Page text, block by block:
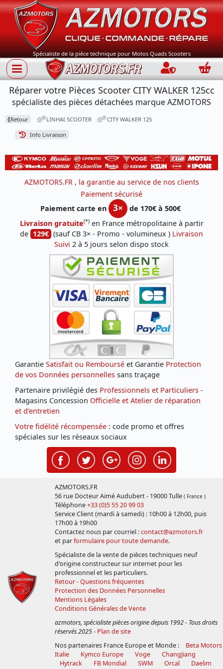
Spécialiste de la pièce technique pour Motos Quads Scooters
Connection
Réparer votre Pièces Scooter CITY WALKER 125cc
spécialiste des pièces détachées marque AZMOTORS
⟪Retour LINHAI SCOOTER CITY WALKER 125
Info Livraison
AZMOTORS.FR , la garantie au service de nos clients
Paiement sécurisé
Paiement carte en
3×
de 170€ à 500€
Livraison gratuite(*)en France métropolitaine à partir
de 129€ (sauf CB 3× - Promo - volumineux ) Livraison
Suivi 2 à 5 jours selon dispo stock
Garantie Satisfait ou Remboursé et Garantie Protection
de vos Données personnelles sans traçage
Partenaire privilégié des Professionnels et Particuliers -
Magasins Concession Officielle et Atelier de réparation
et d'entretien
Votre fidélité récompensée : code promo et offres
spéciales sur les réseaux sociaux
AZMOTORS.FR
56 rue Docteur Aimé Audubert - 19000 Tulle ( France )
Téléphone+33 (0)5 55 20 99 03
Service Client (mardi à samedi) : 10h00 à 12h00, puis
17h00 à 19h00
Contactez nous par courriel :contact@azmotors.fr
et parformulaire pour toute demande.
Spécialiste de la vente de pièces techniques neuf
d'origine constructeur sur internet pour les
professionnel et les particuliers.
Retour - Questions fréquentes
Protection des Données Personnelles
Mentions Légales
Conditions Générales de Vente
azmotors, spécialiste pièces origine depuis 1992 - Tous droits
réservés 2025- Plan de site
Nos partenaires France Europe et Monde :
Beta Motors
Italie
Kymco Europe Voge
ChangJiang
Hytrack
FB Mondial SWM Orcal
Daelim